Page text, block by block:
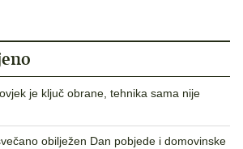
je ključ obrane, tehnika sama nije
obilježen Dan pobjede i domovinske